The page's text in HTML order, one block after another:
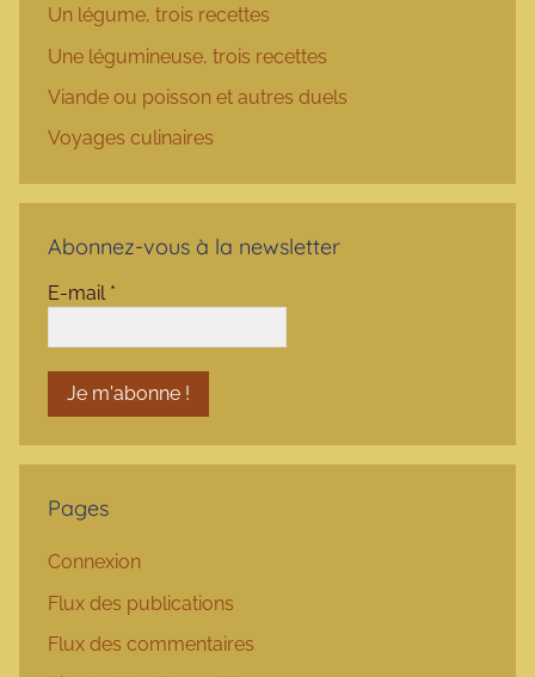
Un légume, trois recettes
Une légumineuse, trois recettes
Viande ou poisson et autres duels
Voyages culinaires
Abonnez-vous à la newsletter
E-mail *
Pages
Connexion
Flux des publications
Flux des commentaires